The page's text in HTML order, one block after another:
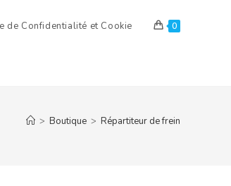
de Confidentialité et Cookie 0
> Boutique > Répartiteur de frein